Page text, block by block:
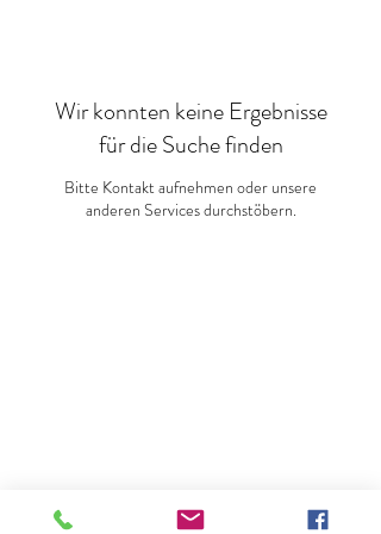
Wir konnten keine Ergebnisse
für die Suche finden
Bitte Kontakt aufnehmen oder unsere
anderen Services durchstöbern.